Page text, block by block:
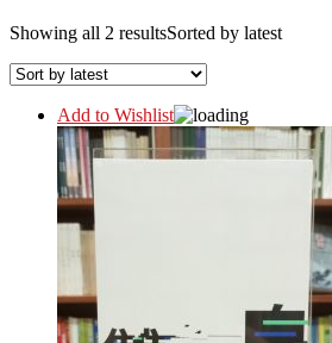
Showing all 2 resultsSorted by latest
Add to Wishlist